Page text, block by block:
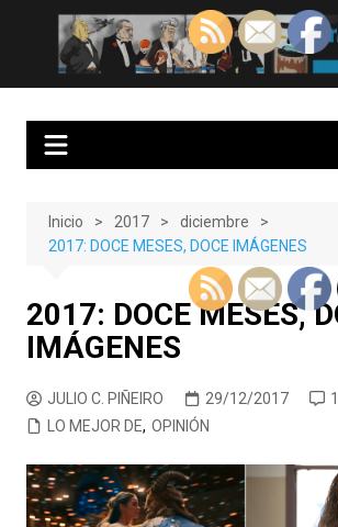
contenido
Crítica cinematográfica y audiovisual. Punto
Inicio 2017
diciembre
2017: DOCE MESES, DOCE IMÁGENES
2017: DOCE MESES,
IMÁGENES
JULIO C. PIÑEIRO 29/12/2017
1
LO MEJOR DE, OPINIÓN